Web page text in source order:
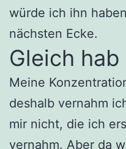
würde ich ihn
nächsten Ecke.
Gleich
Meine
deshalb vernahm
mir nicht, die ich
vernahm. Aber da